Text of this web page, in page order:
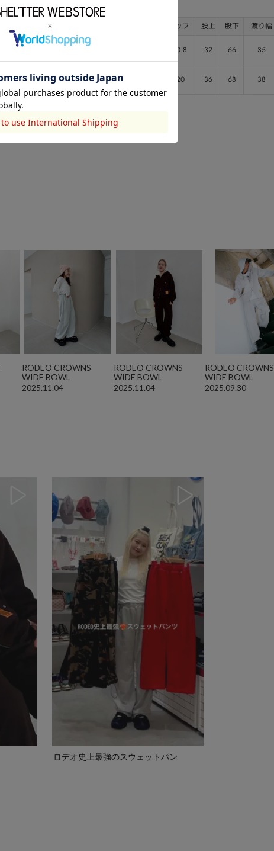
サイズ
ヒップ 股上 股下 渡り幅
110.8 32 66 35
L 120 36 68 38
2025.11.04
RODEO CROWNS
WIDE BOWL
2025.11.04
RODEO CROWNS
WIDE BOWL
2025.09.30
RODEO CROWNS
WIDE BOWL
ロデオ史上最強のスウェットパン